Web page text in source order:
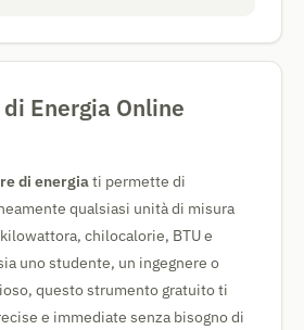
Energia Online
di energiati permette di
qualsiasi unità di misura
chilocalorie, BTU e
uno studente, un ingegnere o
questo strumento gratuito ti
e immediate senza bisogno di